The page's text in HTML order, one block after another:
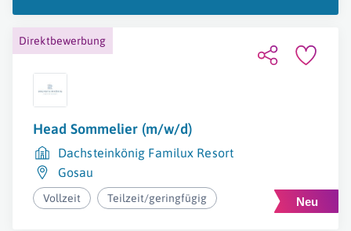
Direktbewerbung
Head Sommelier (m/w/d)
Dachsteinkönig Familux Resort
Gosau
Vollzeit Teilzeit/geringfügig